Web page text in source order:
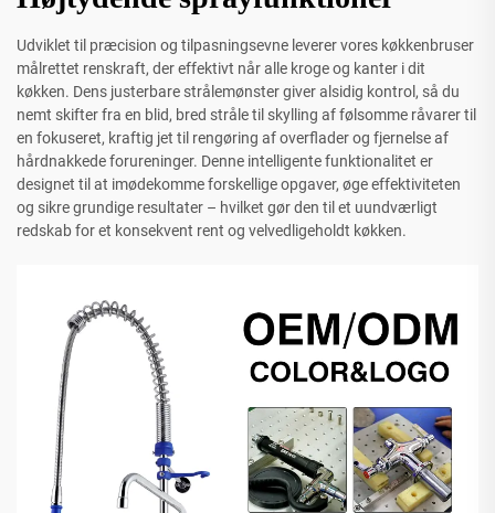
Udviklet til præcision og tilpasningsevne leverer vores køkkenbruser
målrettet renskraft, der effektivt når alle kroge og kanter i dit
køkken. Dens justerbare strålemønster giver alsidig kontrol, så du
nemt skifter fra en blid, bred stråle til skylling af følsomme råvarer til
en fokuseret, kraftig jet til rengøring af overflader og fjernelse af
hårdnakkede forureninger. Denne intelligente funktionalitet er
designet til at imødekomme forskellige opgaver, øge effektiviteten
og sikre grundige resultater – hvilket gør den til et uundværligt
redskab for et konsekvent rent og velvedligeholdt køkken.